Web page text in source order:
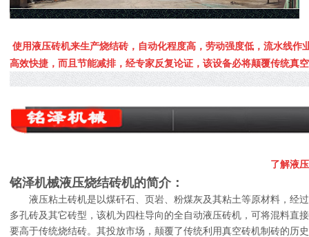
使用液压砖机来生产烧结砖，自动化程度高，劳动强度低，流水线
高效快捷，而且节能减排，经专家反复论证，该设备必将颠覆传统真
了解液
铭泽机械液压烧结砖机的简介：
液压粘土砖机是以煤矸石、页岩、粉煤灰及其粘土等原材料，经
多孔砖及其它砖型，该机为四柱导向的全自动液压砖机，可将混料直
要高于传统烧结砖。其投放市场，颠覆了传统利用真空砖机制砖的历